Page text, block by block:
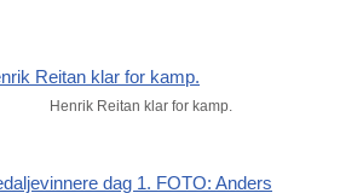
Henrik Reitan klar for kamp.